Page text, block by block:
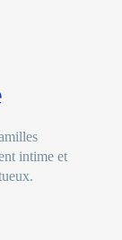
intime et